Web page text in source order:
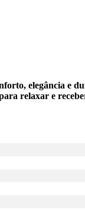
elegância e
relaxar e